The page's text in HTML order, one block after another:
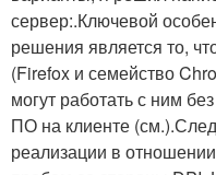
сервер:.Ключевой
решения является то,
(Firefox и семейство
могут работать с ним
ПО на клиенте
реализации в